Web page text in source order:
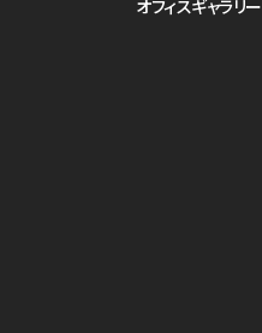
オフィスギャラリー